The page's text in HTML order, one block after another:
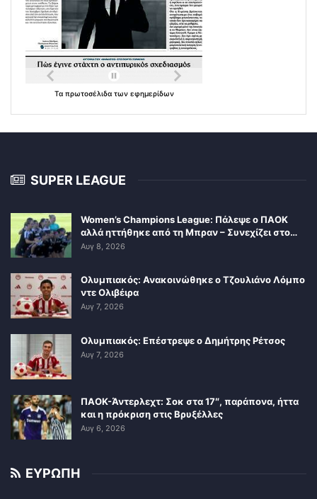
Τα πρωτοσέλιδα των εφημερίδων
SUPER LEAGUE
Women’s Champions League: Πάλεψε ο ΠΑΟΚ
αλλά ηττήθηκε από τη Μπραν – Συνεχίζει στο…
Αυγ 8, 2026
Ολυμπιακός: Ανακοινώθηκε ο Τζουλιάνο Λόμπο
ντε Ολιβέιρα
Αυγ 7, 2026
Ολυμπιακός: Επέστρεψε ο Δημήτρης Ρέτσος
Αυγ 7, 2026
ΠΑΟΚ-Άντερλεχτ: Σοκ στα 17″, παράπονα, ήττα
και η πρόκριση στις Βρυξέλλες
Αυγ 6, 2026
ΕΥΡΩΠΗ